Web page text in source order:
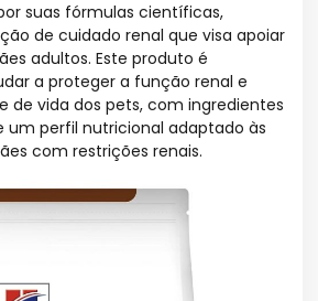
suas fórmulas científicas,
de cuidado renal que visa apoiar
adultos. Este produto é
a proteger a função renal e
de vida dos pets, com ingredientes
um perfil nutricional adaptado às
com restrições renais.